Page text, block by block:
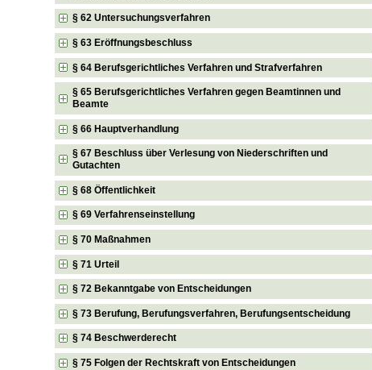
§ 62 Untersuchungsverfahren
§ 63 Eröffnungsbeschluss
§ 64 Berufsgerichtliches Verfahren und Strafverfahren
§ 65 Berufsgerichtliches Verfahren gegen Beamtinnen und
Beamte
§ 66 Hauptverhandlung
§ 67 Beschluss über Verlesung von Niederschriften und
Gutachten
§ 68 Öffentlichkeit
§ 69 Verfahrenseinstellung
§ 70 Maßnahmen
§ 71 Urteil
§ 72 Bekanntgabe von Entscheidungen
§ 73 Berufung, Berufungsverfahren, Berufungsentscheidung
§ 74 Beschwerderecht
§ 75 Folgen der Rechtskraft von Entscheidungen